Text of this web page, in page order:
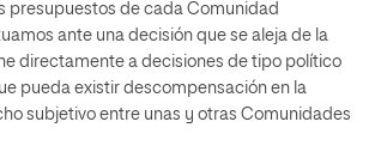
presupuestos de cada Comunidad
ante una decisión que se aleja de la
directamente a decisiones de tipo político
pueda existir descompensación en la
subjetivo entre unas y otras Comunidades